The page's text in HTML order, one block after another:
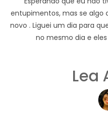
entupimentos, mas se algo
novo . Liguei um dia para
no mesmo dia e
Lea